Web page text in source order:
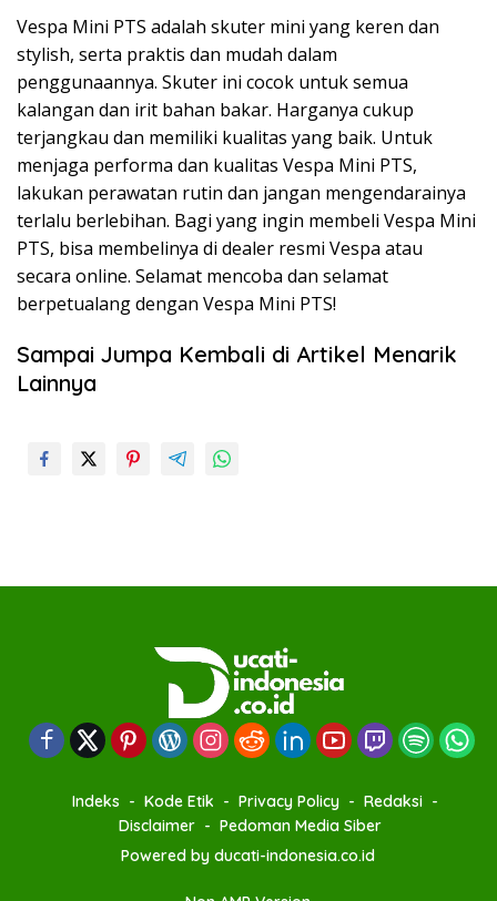
Vespa Mini PTS adalah skuter mini yang keren dan
stylish, serta praktis dan mudah dalam
penggunaannya. Skuter ini cocok untuk semua
kalangan dan irit bahan bakar. Harganya cukup
terjangkau dan memiliki kualitas yang baik. Untuk
menjaga performa dan kualitas Vespa Mini PTS,
lakukan perawatan rutin dan jangan mengendarainya
terlalu berlebihan. Bagi yang ingin membeli Vespa Mini
PTS, bisa membelinya di dealer resmi Vespa atau
secara online. Selamat mencoba dan selamat
berpetualang dengan Vespa Mini PTS!
Sampai Jumpa Kembali di Artikel Menarik
Lainnya
Indeks Kode Etik Privacy Policy
Redaksi
Disclaimer
Pedoman Media Siber
Powered by ducati-indonesia.co.id